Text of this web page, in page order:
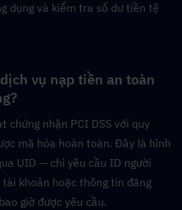
dụng và kiểm tra số dư tiền tệ
vụ nạp tiền an toàn
chứng nhận PCI DSS với quy
mã hóa hoàn toàn. Đây là hình
UID — chỉ yêu cầu ID người
khoản hoặc thông tin đăng
giờ được yêu cầu.